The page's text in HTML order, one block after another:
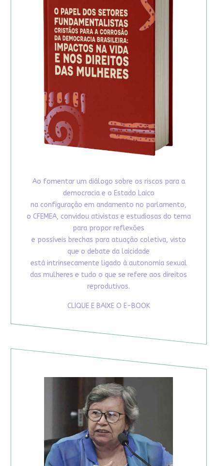
Ao fomentar um diálogo sobre os riscos para a
democracia e o Estado Laico
na configuração em andamento no parlamento,
o CFEMEA, convidou ativistas e estudiosas do tema
para propor reflexões
e possíveis brechas para atuação coletiva, visto
que o debate da laicidade
está intrinsecamente ligado à autonomia sexual
das mulheres e tudo o que se refere aos direitos
reprodutivos.
CLIQUE E BAIXE O E-BOOK